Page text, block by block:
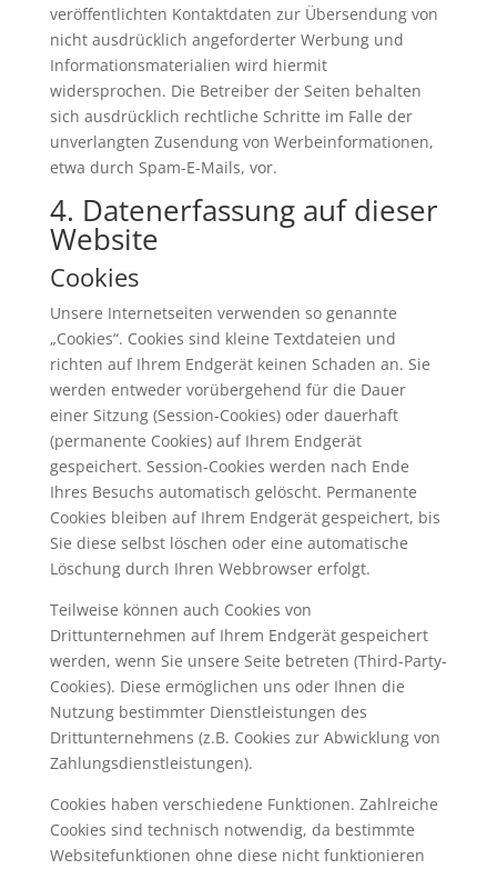
veröffentlichten Kontaktdaten zur Übersendung von
nicht ausdrücklich angeforderter Werbung und
Informationsmaterialien wird hiermit
widersprochen. Die Betreiber der Seiten behalten
sich ausdrücklich rechtliche Schritte im Falle der
unverlangten Zusendung von Werbeinformationen,
etwa durch Spam-E-Mails, vor.
4. Datenerfassung auf dieser
Website
Cookies
Unsere Internetseiten verwenden so genannte
„Cookies“. Cookies sind kleine Textdateien und
richten auf Ihrem Endgerät keinen Schaden an. Sie
werden entweder vorübergehend für die Dauer
einer Sitzung (Session-Cookies) oder dauerhaft
(permanente Cookies) auf Ihrem Endgerät
gespeichert. Session-Cookies werden nach Ende
Ihres Besuchs automatisch gelöscht. Permanente
Cookies bleiben auf Ihrem Endgerät gespeichert, bis
Sie diese selbst löschen oder eine automatische
Löschung durch Ihren Webbrowser erfolgt.
Teilweise können auch Cookies von
Drittunternehmen auf Ihrem Endgerät gespeichert
werden, wenn Sie unsere Seite betreten (Third-Party-
Cookies). Diese ermöglichen uns oder Ihnen die
Nutzung bestimmter Dienstleistungen des
Drittunternehmens (z.B. Cookies zur Abwicklung von
Zahlungsdienstleistungen).
Cookies haben verschiedene Funktionen. Zahlreiche
Cookies sind technisch notwendig, da bestimmte
Websitefunktionen ohne diese nicht funktionieren